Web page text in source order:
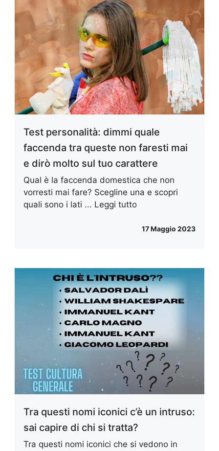
Test personalità: dimmi quale
faccenda tra queste non faresti mai
e dirò molto sul tuo carattere
Qual è la faccenda domestica che non
vorresti mai fare? Scegline una e scopri
quali sono i lati ... Leggi tutto
17 Maggio 2023
Tra questi nomi iconici c’è un intruso:
sai capire di chi si tratta?
Tra questi nomi iconici che si vedono in